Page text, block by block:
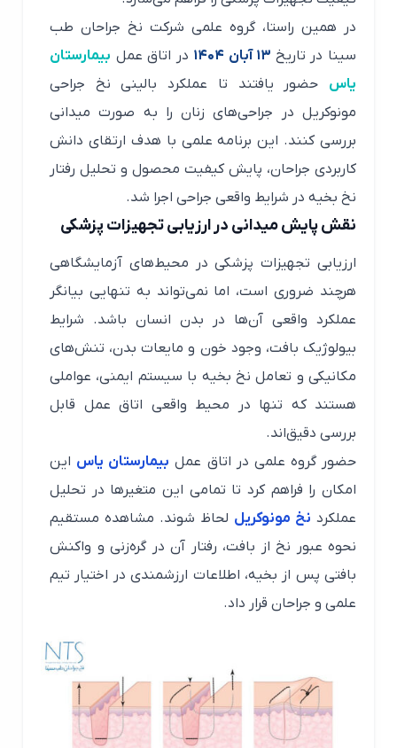
در همین راستا، گروه علمی شرکت نخ جراحان طب
سینا در تاریخ۱۳ آبان ۱۴۰۴ در اتاق عملبیمارستان
یاسحضور یافتند تا عملکرد بالینی نخ جراحی
مونوکریل در جراحی‌های زنان را به صورت میدانی
بررسی کنند. این برنامه علمی با هدف ارتقای دانش
کاربردی جراحان، پایش کیفیت محصول و تحلیل رفتار
نخ بخیه در شرایط واقعی جراحی اجرا شد.
نقش پایش میدانی در ارزیابی تجهیزات پزشکی
ارزیابی تجهیزات پزشکی در محیط‌های آزمایشگاهی
هرچند ضروری است، اما نمی‌تواند به تنهایی بیانگر
عملکرد واقعی آن‌ها در بدن انسان باشد. شرایط
بیولوژیک بافت، وجود خون و مایعات بدن، تنش‌های
مکانیکی و تعامل نخ بخیه با سیستم ایمنی، عواملی
هستند که تنها در محیط واقعی اتاق عمل قابل
بررسی دقیق‌اند.
حضور گروه علمی در اتاق عملبیمارستان یاساین
امکان را فراهم کرد تا تمامی این متغیرها در تحلیل
عملکردنخ مونوکریللحاظ شوند. مشاهده مستقیم
نحوه عبور نخ از بافت، رفتار آن در گره‌زنی و واکنش
بافتی پس از بخیه، اطلاعات ارزشمندی در اختیار تیم
علمی و جراحان قرار داد.